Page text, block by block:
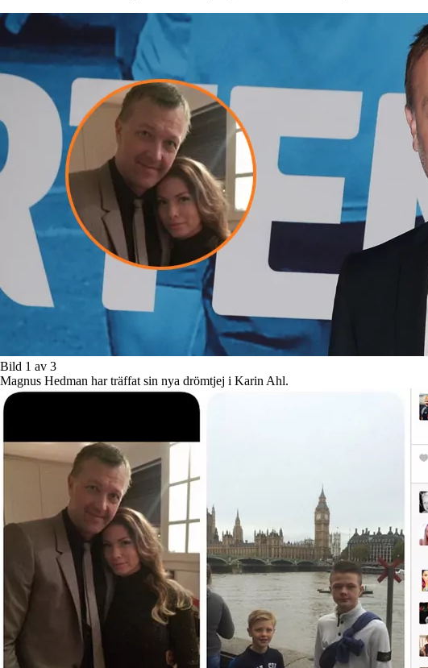
Bild 1 av 3
Magnus Hedman har träffat sin nya drömtjej i Karin Ahl.